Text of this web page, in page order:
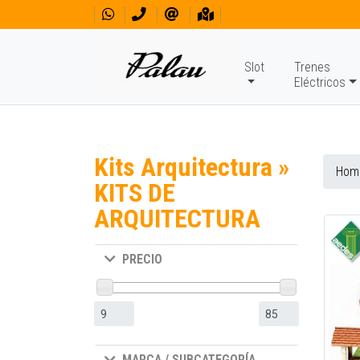
Slot
Trenes
Eléctricos
Kits Arquitectura »
KITS DE
ARQUITECTURA
PRECIO